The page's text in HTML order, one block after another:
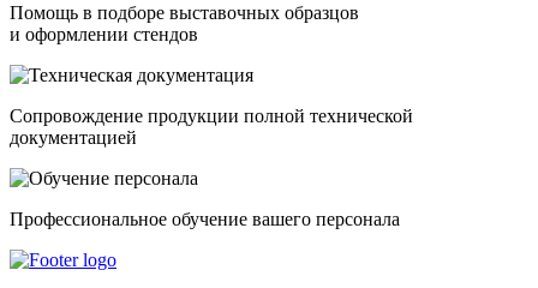
Помощь в подборе выставочных образцов
и оформлении стендов
Сопровождение продукции полной технической
документацией
Профессиональное обучение вашего персонала